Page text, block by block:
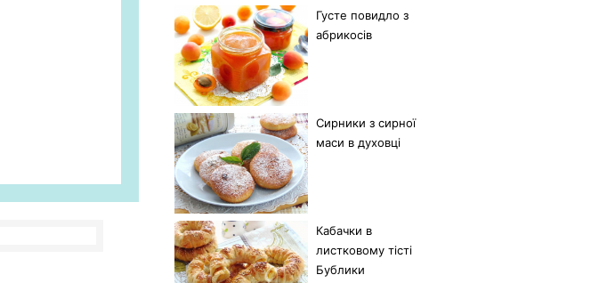
Густе повидло з
абрикосів
Сирники з сирної
маси в духовці
Кабачки в
листковому тісті
Бублики